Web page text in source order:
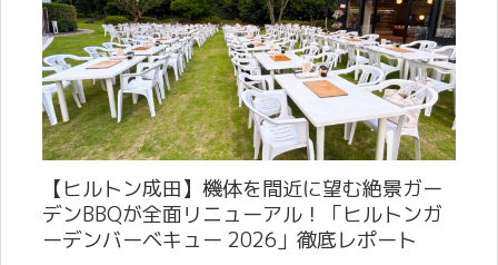
【ヒルトン成田】機体を間近に望む絶景ガー
デンBBQが全面リニューアル！「ヒルトンガ
ーデンバーベキュー 2026」徹底レポート